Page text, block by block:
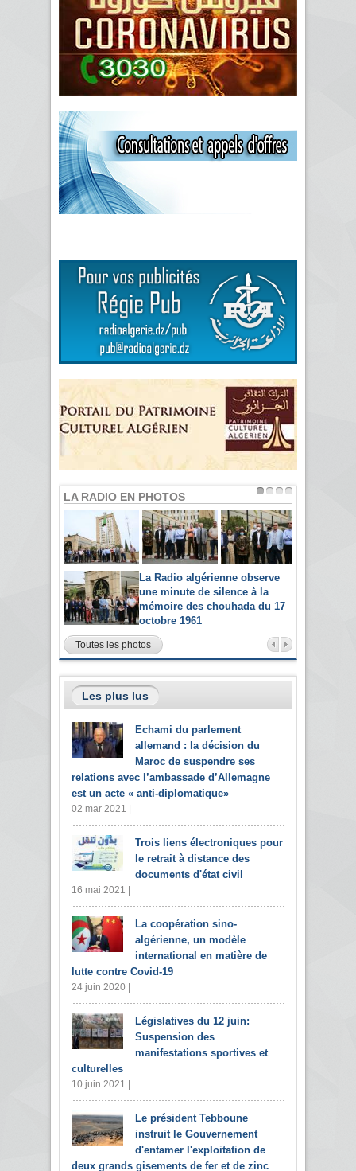
LA RADIO EN PHOTOS
La Radio algérienne observe
une minute de silence à la
mémoire des chouhada du 17
octobre 1961
Toutes les photos
Les plus lus
Echami du parlement
allemand : la décision du
Maroc de suspendre ses
relations avec l’ambassade d’Allemagne
est un acte « anti-diplomatique»
02 mar 2021 |
Trois liens électroniques pour
le retrait à distance des
documents d'état civil
16 mai 2021 |
La coopération sino-
algérienne, un modèle
international en matière de
lutte contre Covid-19
24 juin 2020 |
Législatives du 12 juin:
Suspension des
manifestations sportives et
culturelles
10 juin 2021 |
Le président Tebboune
instruit le Gouvernement
d'entamer l'exploitation de
deux grands gisements de fer et de zinc